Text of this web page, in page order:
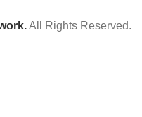
All Rights Reserved.